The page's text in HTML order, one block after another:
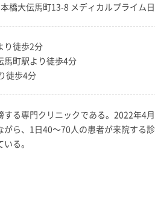
橋大伝馬町13-8 メディカルプライム
り徒歩2分
町駅より徒歩4分
徒歩4分
る専門クリニックである。2022年4
ら、1日40～70人の患者が来院する
る。